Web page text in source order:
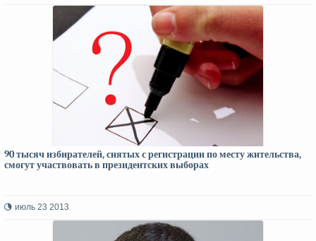
90 тысяч избирателей, снятых с регистрации по месту жительства,
смогут участвовать в президентских выборах
июль 23 2013